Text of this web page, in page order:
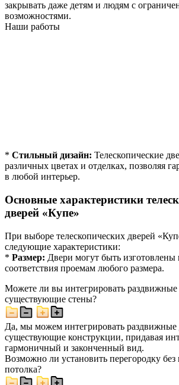
закрывать даже детям и людям с
возможностями.
Наши работы
* Стильный дизайн: Телескопические
различных цветах и отделках, позволяя
в любой интерьер.
Основные характеристики
дверей «Купе»
При выборе телескопических дверей
следующие характеристики:
* Размер: Двери могут быть изготовлены
соответствия проемам любого размера.
Можете ли вы интегрировать раздвижные
существующие стены?
Да, мы можем интегрировать раздвижные
существующие конструкции, придавая
гармоничный и законченный вид.
Возможно ли установить перегородку
потолка?